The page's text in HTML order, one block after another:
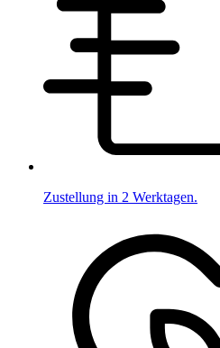
Zustellung in 2 Werktagen.